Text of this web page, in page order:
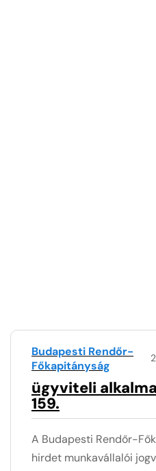
Budapesti Rendőr-
Főkapitányság
ügyviteli
159.
A Budapesti Rendőr-
hirdet munkavállalói